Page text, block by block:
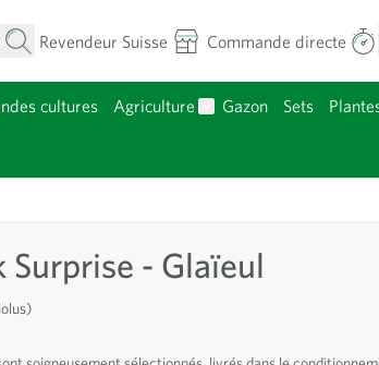
Revendeur Suisse Commande directe
cultures
Agriculture
Gazon Sets
Surprise - Glaïeul